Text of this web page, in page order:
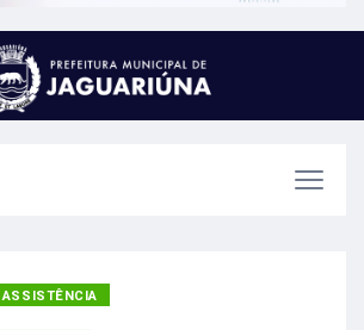
ASSISTÊNCIA